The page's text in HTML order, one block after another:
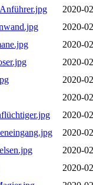
2020-
2020-
2020-
2020-
2020-
2020-
2020-
2020-
2020-
2020-